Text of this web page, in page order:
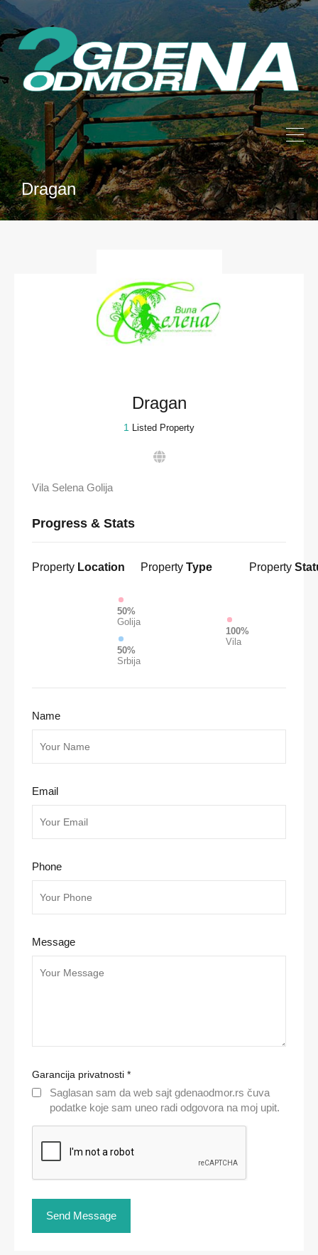
Dragan
Dragan
1 Listed Property
Vila Selena Golija
Progress & Stats
Property Location
50%
Golija
50%
Srbija
Property Type
100%
Vila
Property
Name
Email
Phone
Message
Garancija privatnosti *
Saglasan sam da web sajt gdenaodmor.rs čuva
podatke koje sam uneo radi odgovora na moj upit.